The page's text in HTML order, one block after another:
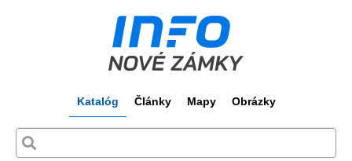
Katalóg Články Mapy Obrázky